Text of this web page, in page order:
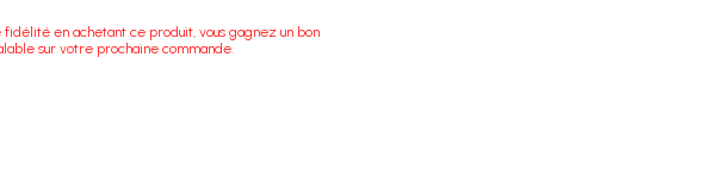
en achetant ce produit, vous gagnez un bon
sur votre prochaine commande.